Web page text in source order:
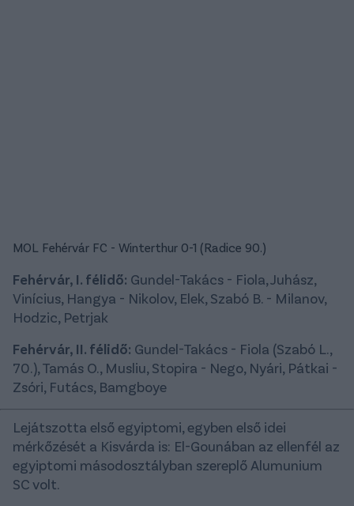
MOL Fehérvár FC - Winterthur 0-1 (Radice 90.)
Fehérvár, I. félidő: Gundel-Takács - Fiola, Juhász,
Vinícius, Hangya - Nikolov, Elek, Szabó B. - Milanov,
Hodzic, Petrjak
Fehérvár, II. félidő: Gundel-Takács - Fiola (Szabó L.,
70.), Tamás O., Musliu, Stopira - Nego, Nyári, Pátkai -
Zsóri, Futács, Bamgboye
Lejátszotta első egyiptomi, egyben első idei
mérkőzését a Kisvárda is: El-Gounában az ellenfél az
egyiptomi másodosztályban szereplő Alumunium
SC volt.